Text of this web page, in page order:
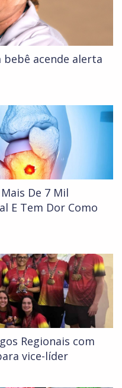
bebê acende alerta
De 7 Mil
E Tem Dor Como
Regionais com
vice-líder